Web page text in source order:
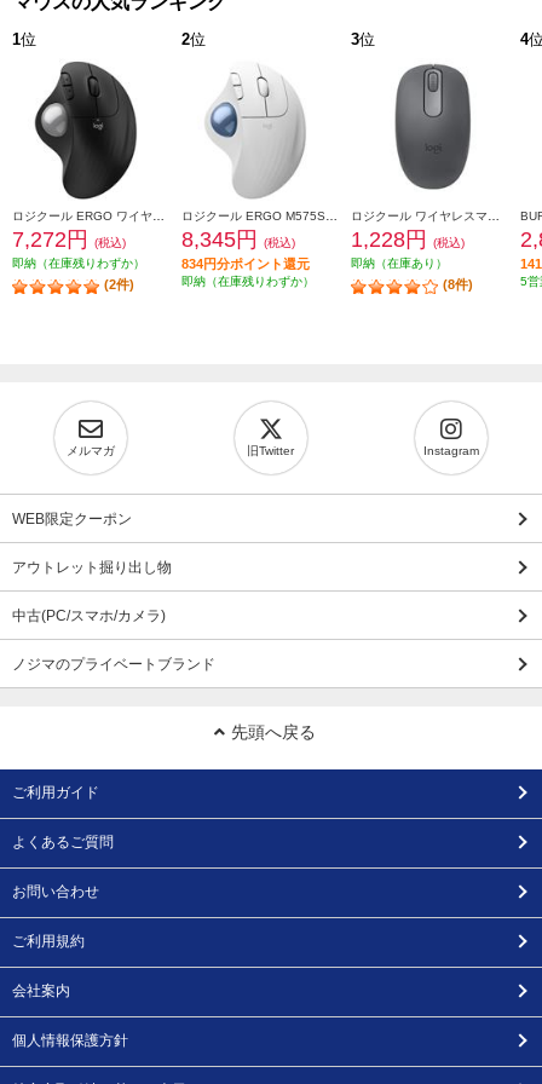
1位
7,272円
(税込)
即納（在庫残りわずか）
(2件)
2位
8,345円 (税込)
834円分ポイント還元
即納（在庫残りわずか）
3位
1,228円
(税込)
即納（在庫あり）
(8件)
4
5営
メルマガ 旧Twitter Instagram
WEB限定クーポン
アウトレット掘り出し物
中古(PC/スマホ/カメラ)
ノジマのプライベートブランド
先頭へ戻る
ご利用ガイド
よくあるご質問
お問い合わせ
ご利用規約
会社案内
個人情報保護方針